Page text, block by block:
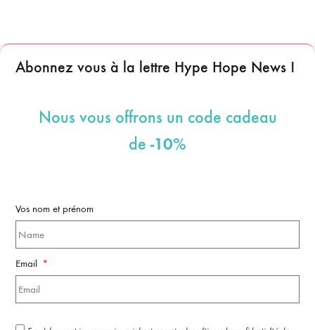
Abonnez vous à la lettre Hype Hope News !
Nous vous offrons un code cadeau
de -10%
Vos nom et prénom
Email